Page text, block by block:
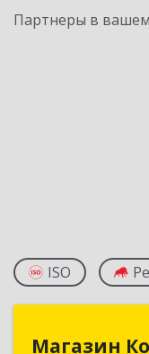
Партнеры в
ISO
Магазин